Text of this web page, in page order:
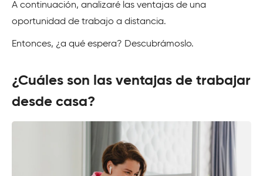
A continuación, analizaré las ventajas de una
oportunidad de trabajo a distancia.
Entonces, ¿a qué espera? Descubrámoslo.
¿Cuáles son las ventajas de trabajar
desde casa?